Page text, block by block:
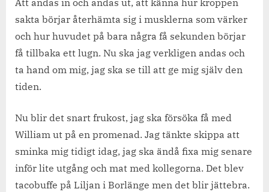
Att andas in och andas ut, att känna hur kroppen
sakta börjar återhämta sig i musklerna som värker
och hur huvudet på bara några få sekunden börjar
få tillbaka ett lugn. Nu ska jag verkligen andas och
ta hand om mig, jag ska se till att ge mig själv den
tiden.
Nu blir det snart frukost, jag ska försöka få med
William ut på en promenad. Jag tänkte skippa att
sminka mig tidigt idag, jag ska ändå fixa mig senare
inför lite utgång och mat med kollegorna. Det blev
tacobuffe på Liljan i Borlänge men det blir jättebra.